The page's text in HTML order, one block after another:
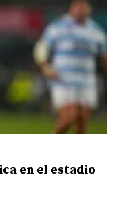
en el estadio